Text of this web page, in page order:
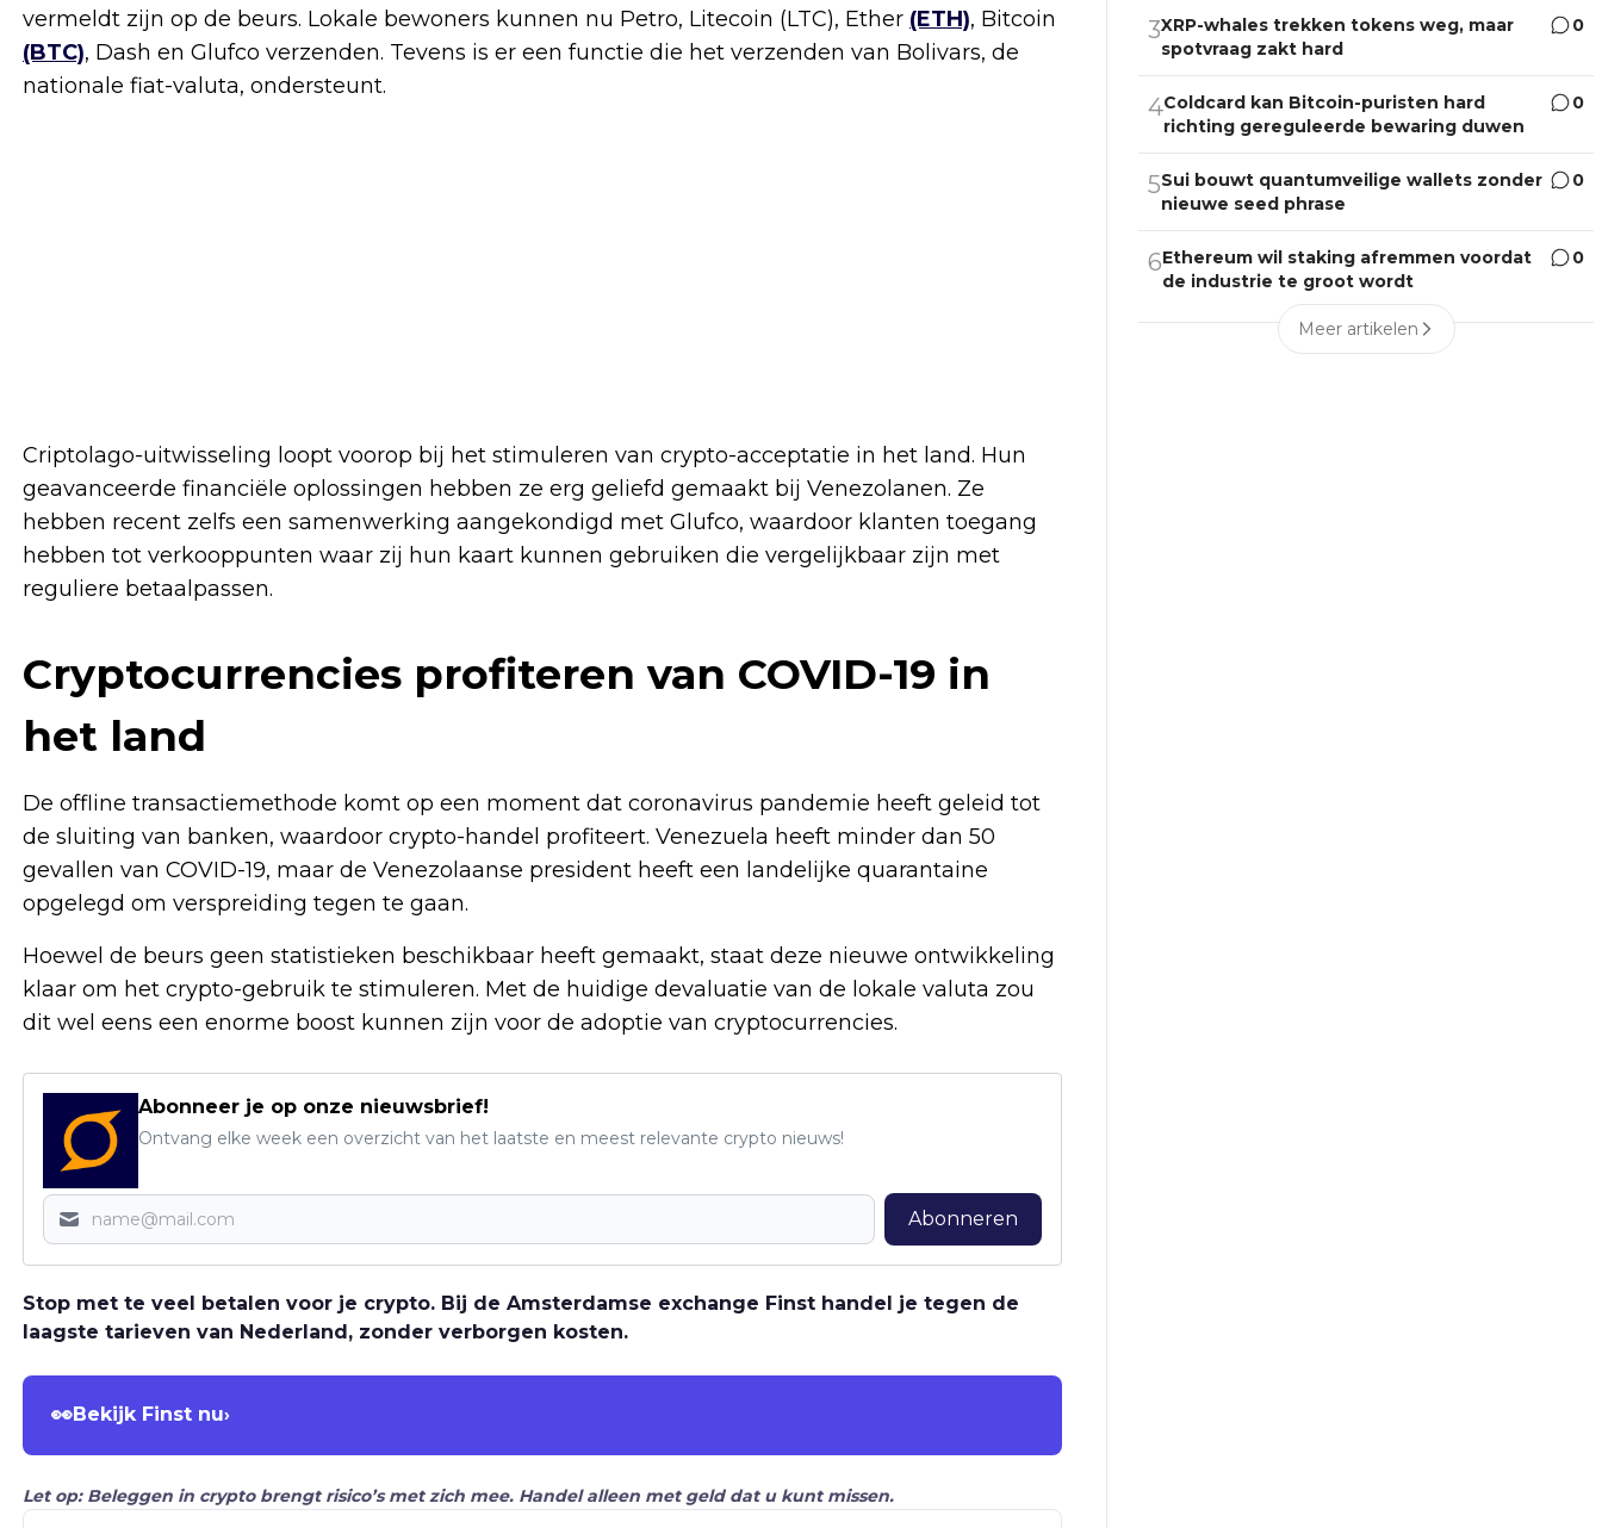
vermeldt zijn op de beurs. Lokale bewoners kunnen nu Petro, Litecoin (LTC), Ether (ETH), Bitcoin
(BTC), Dash en Glufco verzenden. Tevens is er een functie die het verzenden van Bolivars, de
nationale fiat-valuta, ondersteunt.
Criptolago-uitwisseling loopt voorop bij het stimuleren van crypto-acceptatie in het land. Hun
geavanceerde financiële oplossingen hebben ze erg geliefd gemaakt bij Venezolanen. Ze
hebben recent zelfs een samenwerking aangekondigd met Glufco, waardoor klanten toegang
hebben tot verkooppunten waar zij hun kaart kunnen gebruiken die vergelijkbaar zijn met
reguliere betaalpassen.
Cryptocurrencies profiteren van COVID-19 in
het land
De offline transactiemethode komt op een moment dat coronavirus pandemie heeft geleid tot
de sluiting van banken, waardoor crypto-handel profiteert. Venezuela heeft minder dan 50
gevallen van COVID-19, maar de Venezolaanse president heeft een landelijke quarantaine
opgelegd om verspreiding tegen te gaan.
Hoewel de beurs geen statistieken beschikbaar heeft gemaakt, staat deze nieuwe ontwikkeling
klaar om het crypto-gebruik te stimuleren. Met de huidige devaluatie van de lokale valuta zou
dit wel eens een enorme boost kunnen zijn voor de adoptie van cryptocurrencies.
Abonneer je op onze nieuwsbrief!
Ontvang elke week een overzicht van het laatste en meest relevante crypto nieuws!
Abonneren
Stop met te veel betalen voor je crypto. Bij de Amsterdamse exchange Finst handel je tegen de
laagste tarieven van Nederland, zonder verborgen kosten.
👀Bekijk Finst nu›
Let op: Beleggen in crypto brengt risico’s met zich mee. Handel alleen met geld dat u kunt missen.
3XRP-whales trekken tokens weg, maar
spotvraag zakt hard
0
4Coldcard kan Bitcoin-puristen hard
richting gereguleerde bewaring duwen
0
5Sui bouwt quantumveilige wallets zonder
nieuwe seed phrase
0
6Ethereum wil staking afremmen voordat
de industrie te groot wordt
0
Meer artikelen